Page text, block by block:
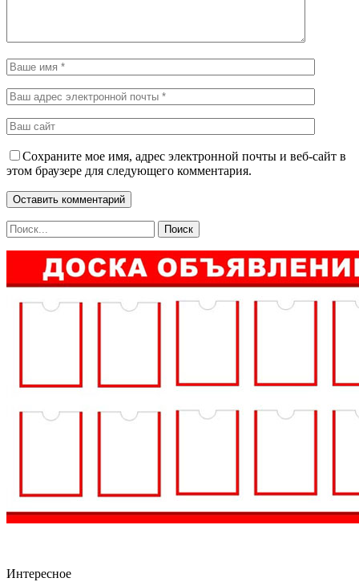
Сохраните мое имя, адрес электронной почты и веб-сайт в
этом браузере для следующего комментария.
Интересное